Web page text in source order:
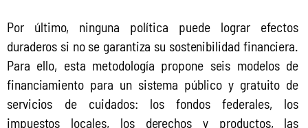
Por último, ninguna política puede lograr efectos
duraderos si no se garantiza su sostenibilidad financiera.
Para ello, esta metodología propone seis modelos de
financiamiento para un sistema público y gratuito de
servicios de cuidados: los fondos federales, los
impuestos locales, los derechos y productos, las